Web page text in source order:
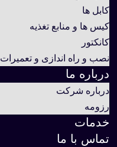
کابل ها
کیس ها و منابع تغذیه
کانکتور
نصب و راه اندازی و تعمیرات
درباره ما
درباره شرکت
رزومه
خدمات
تماس با ما